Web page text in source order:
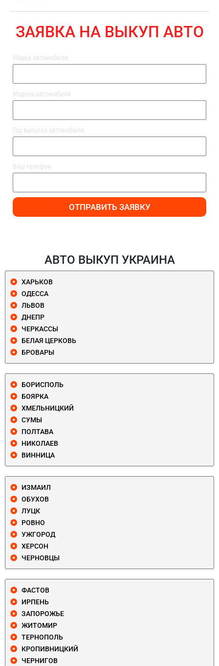
ЗАЯВКА НА ВЫКУП АВТО
Марка автомобиля
Модель автомобиля
Год выпуска автомобиля
Ваш телефон
ОТПРАВИТЬ ЗАЯВКУ
АВТО ВЫКУП УКРАИНА
ХАРЬКОВ
ОДЕССА
ЛЬВОВ
ДНЕПР
ЧЕРКАССЫ
БЕЛАЯ ЦЕРКОВЬ
БРОВАРЫ
БОРИСПОЛЬ
БОЯРКА
ХМЕЛЬНИЦКИЙ
СУМЫ
ПОЛТАВА
НИКОЛАЕВ
ВИННИЦА
ИЗМАИЛ
ОБУХОВ
ЛУЦК
РОВНО
УЖГОРОД
ХЕРСОН
ЧЕРНОВЦЫ
ФАСТОВ
ИРПЕНЬ
ЗАПОРОЖЬЕ
ЖИТОМИР
ТЕРНОПОЛЬ
КРОПИВНИЦКИЙ
ЧЕРНИГОВ